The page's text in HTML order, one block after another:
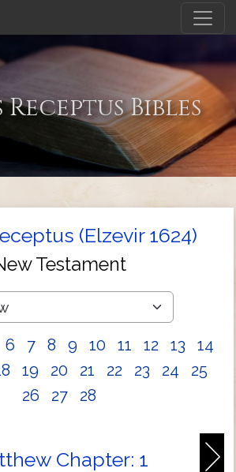
Bibles
(Elzevir 1624)
Testament
6 7 8 9 10 11 12 13
14
19 20 21 22 23 24
25
26
27 28
Chapter: 1